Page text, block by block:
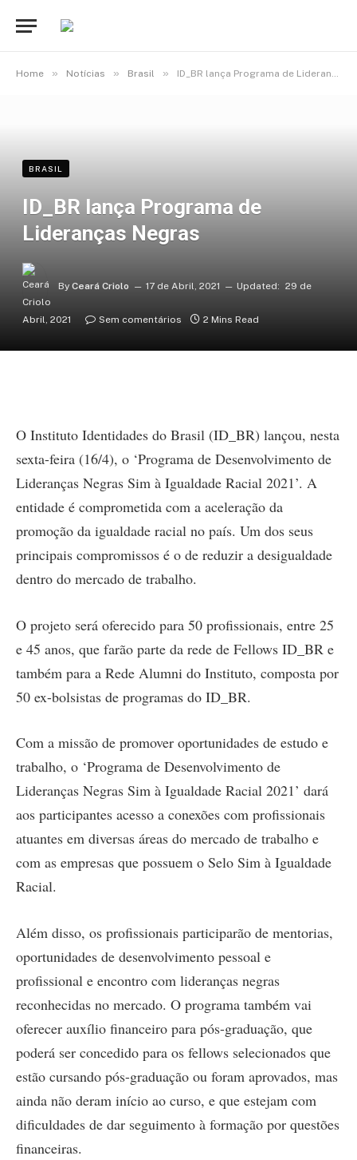
Home » Notícias » Brasil » ID_BR lança Programa de Lideranças Negras
BRASIL
ID_BR lança Programa de
Lideranças Negras
By Ceará Criolo 17 de Abril, 2021 Updated: 29 de
Abril, 2021 Sem comentários 2 Mins Read
O Instituto Identidades do Brasil (ID_BR) lançou, nesta
sexta-feira (16/4), o ‘Programa de Desenvolvimento de
Lideranças Negras Sim à Igualdade Racial 2021’. A
entidade é comprometida com a aceleração da
promoção da igualdade racial no país. Um dos seus
principais compromissos é o de reduzir a desigualdade
dentro do mercado de trabalho.
O projeto será oferecido para 50 profissionais, entre 25
e 45 anos, que farão parte da rede de Fellows ID_BR e
também para a Rede Alumni do Instituto, composta por
50 ex-bolsistas de programas do ID_BR.
Com a missão de promover oportunidades de estudo e
trabalho, o ‘Programa de Desenvolvimento de
Lideranças Negras Sim à Igualdade Racial 2021’ dará
aos participantes acesso a conexões com profissionais
atuantes em diversas áreas do mercado de trabalho e
com as empresas que possuem o Selo Sim à Igualdade
Racial.
Além disso, os profissionais participarão de mentorias,
oportunidades de desenvolvimento pessoal e
profissional e encontro com lideranças negras
reconhecidas no mercado. O programa também vai
oferecer auxílio financeiro para pós-graduação, que
poderá ser concedido para os fellows selecionados que
estão cursando pós-graduação ou foram aprovados, mas
ainda não deram início ao curso, e que estejam com
dificuldades de dar seguimento à formação por questões
financeiras.